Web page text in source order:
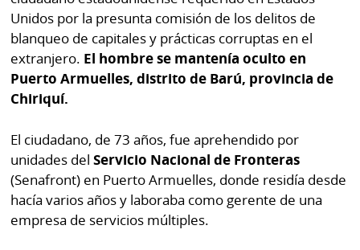
OTROS
SITIOS
por
Metro
Tienda
Panamá
Diario
Ellas
Club
La
Unidos por la presunta comisión de los delitos de
blanqueo de capitales y prácticas corruptas en el
extranjero. El hombre se mantenía oculto en
Puerto Armuelles, distrito de Barú, provincia de
Chiriquí.
El ciudadano, de 73 años, fue aprehendido por
unidades delServicio Nacional de Fronteras
(Senafront) en Puerto Armuelles, donde residía desde
hacía varios años y laboraba como gerente de una
empresa de servicios múltiples.